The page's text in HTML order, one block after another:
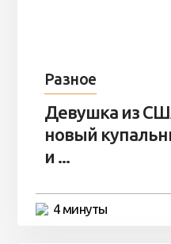
Разное
Девушка из
новый
и ...
4 минуты